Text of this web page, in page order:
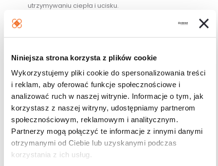
Niniejsza strona korzysta z plików cookie
Wykorzystujemy pliki cookie do spersonalizowania treści
i reklam, aby oferować funkcje społecznościowe i
analizować ruch w naszej witrynie. Informacje o tym, jak
korzystasz z naszej witryny, udostępniamy partnerom
społecznościowym, reklamowym i analitycznym.
Partnerzy mogą połączyć te informacje z innymi danymi
otrzymanymi od Ciebie lub uzyskanymi podczas
korzystania z ich usług.
utrzymywaniu ciepła i ucisku.
Nie zawiera neoprenu, wyprodukowana w technologii
COOLMAX® AIR.
Ukierunkowane łagodzenie bólu dzięki zwiększeniu
ucisku na ścięgno rzepki wywieranego przez
profilowaną wkładkę z pianki EVA o dużej gęstości.
Nie przesuwa się podczas wykonywania czynności dzięki
wewnętrznej warstwie punktowo pokrytej silikonem.
Regulacja stopnia podparcia dla wygody użytkownika,
niezależnie od wykonywanych czynności.